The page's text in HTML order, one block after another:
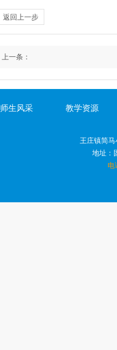
返回上一步
上一条：
师生风采 教学资源
王庄镇简
地址：
电